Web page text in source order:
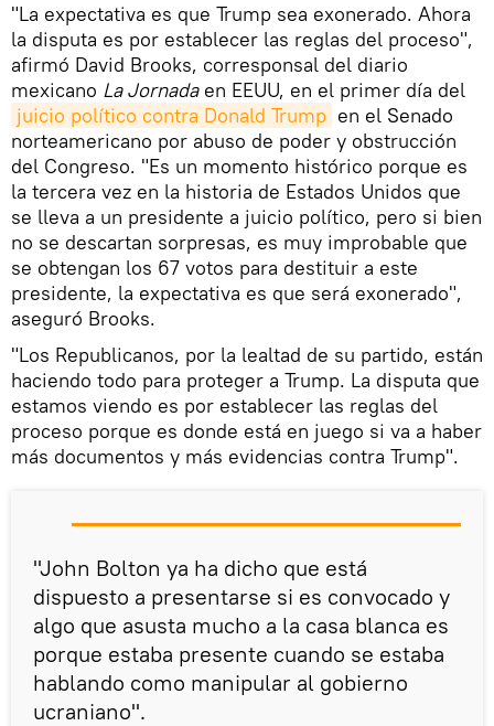
"La expectativa es que Trump sea exonerado. Ahora
la disputa es por establecer las reglas del proceso",
afirmó David Brooks, corresponsal del diario
mexicano La Jornadaen EEUU, en el primer día del
juicio político contra Donald Trump en el Senado
norteamericano por abuso de poder y obstrucción
del Congreso. "Es un momento histórico porque es
la tercera vez en la historia de Estados Unidos que
se lleva a un presidente a juicio político, pero si bien
no se descartan sorpresas, es muy improbable que
se obtengan los 67 votos para destituir a este
presidente, la expectativa es que será exonerado",
aseguró Brooks.
"Los Republicanos, por la lealtad de su partido, están
haciendo todo para proteger a Trump. La disputa que
estamos viendo es por establecer las reglas del
proceso porque es donde está en juego si va a haber
más documentos y más evidencias contra Trump".
"John Bolton ya ha dicho que está
dispuesto a presentarse si es convocado y
algo que asusta mucho a la casa blanca es
porque estaba presente cuando se estaba
hablando como manipular al gobierno
ucraniano".